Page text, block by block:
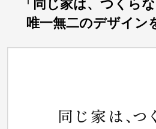
「同じ家は、つくら
唯一無二のデザイン